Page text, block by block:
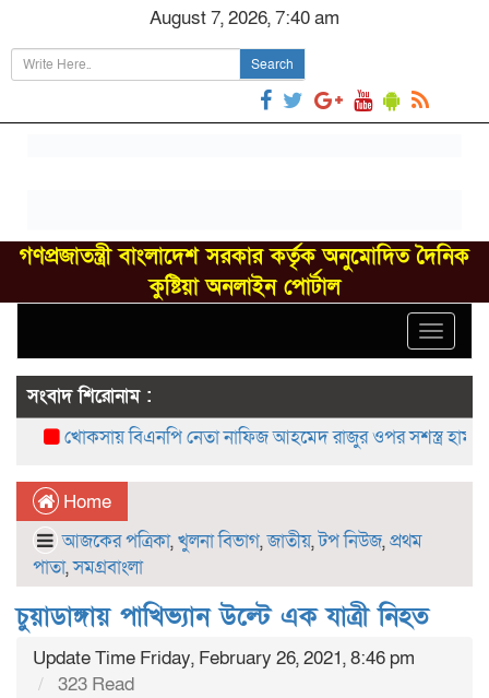
August 7, 2026, 7:40 am
Search
গণপ্রজাতন্ত্রী বাংলাদেশ সরকার কর্তৃক অনুমোদিত দৈনিক
কুষ্টিয়া অনলাইন পোর্টাল
Toggle
সংবাদ শিরোনাম :
খোকসায় বিএনপি নেতা নাফিজ আহমেদ রাজুর ওপর সশস্ত্র
Home
আজকের পত্রিকা,খুলনা বিভাগ,জাতীয়,টপ নিউজ,প্রথম
পাতা,সমগ্রবাংলা
চুয়াডাঙ্গায় পাখিভ্যান উল্টে এক যাত্রী নিহত
Update Time Friday, February 26, 2021, 8:46 pm
323 Read